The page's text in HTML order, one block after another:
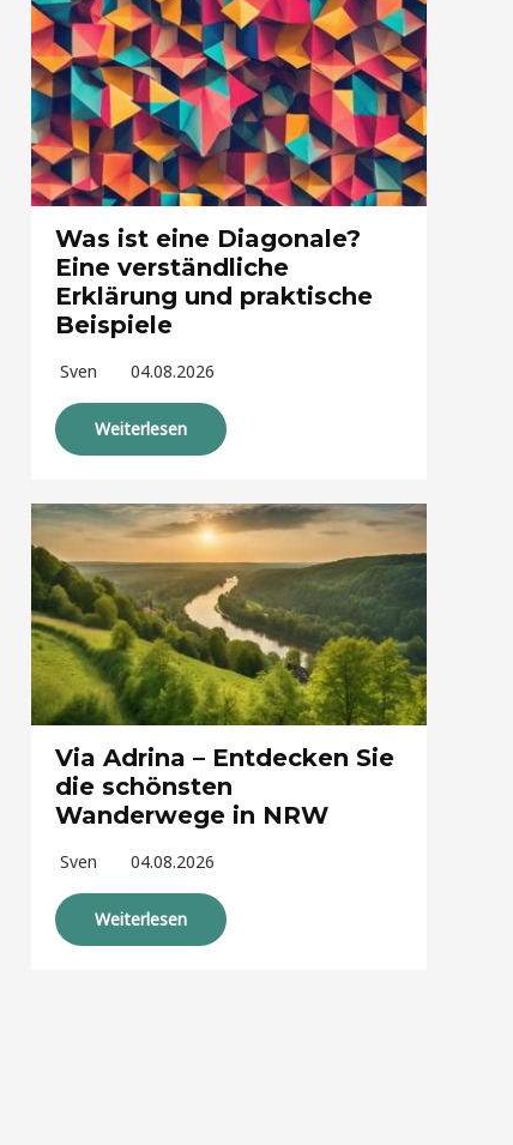
Was ist eine Diagonale?
Eine verständliche
Erklärung und praktische
Beispiele
Sven 04.08.2026
Weiterlesen
Via Adrina – Entdecken Sie
die schönsten
Wanderwege in NRW
Sven 04.08.2026
Weiterlesen